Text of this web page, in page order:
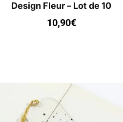
Design Fleur – Lot de 10
10,90€